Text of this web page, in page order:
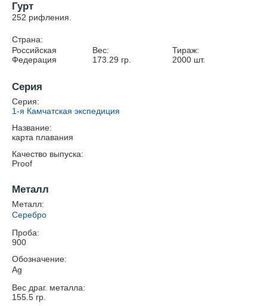
Гурт
252 рифления.
Страна:
Российская
Федерация
Вес:
173.29 гр.
Тираж:
2000 шт.
Серия
Серия:
1-я Камчатская экспедиция
Название:
карта плавания
Качество выпуска:
Proof
Металл
Металл:
Серебро
Проба:
900
Обозначение:
Ag
Вес драг. металла:
155.5 гр.